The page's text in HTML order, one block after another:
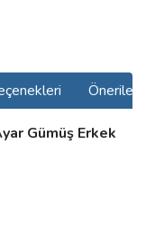
Gümüş Erkek